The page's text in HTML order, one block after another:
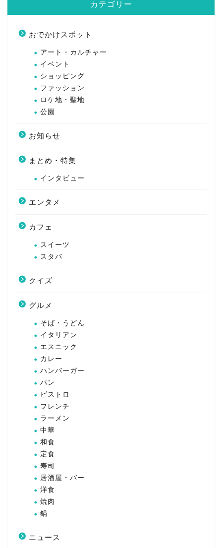
カテゴリー
おでかけスポット
アート・カルチャー
イベント
ショッピング
ファッション
ロケ地・聖地
公園
お知らせ
まとめ・特集
インタビュー
エンタメ
カフェ
スイーツ
スタバ
クイズ
グルメ
そば・うどん
イタリアン
エスニック
カレー
ハンバーガー
パン
ビストロ
フレンチ
ラーメン
中華
和食
定食
寿司
居酒屋・バー
洋食
焼肉
鍋
ニュース